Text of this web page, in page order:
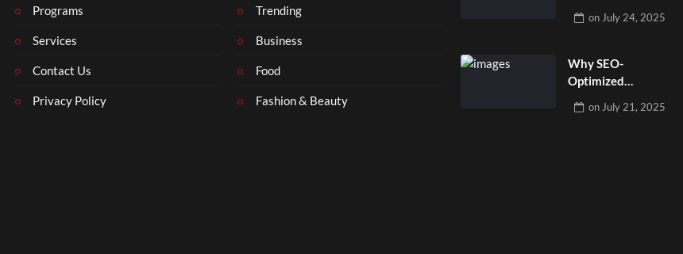
Programs
Services
Contact Us
Privacy Policy
Trending
Business
Food
Fashion & Beauty
Campaigns That
on July 24, 2025
Why SEO-
Optimized
Matters for Small
on July 21, 2025